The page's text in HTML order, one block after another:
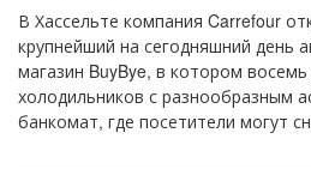
В Хассельте компания Carrefour
крупнейший на сегодняшний день
магазин BuyBye, в котором
холодильников с разнообразным
банкомат, где посетители могут